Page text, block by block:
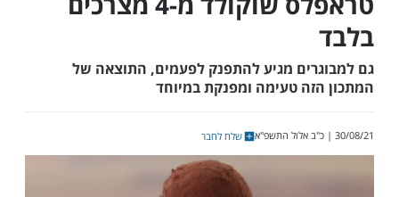
טראפלס שוקולד מ-4 מצרכים
מגיע להתפנק לפעמים, התוצאה של
טעימה ומפנקת במיוחד